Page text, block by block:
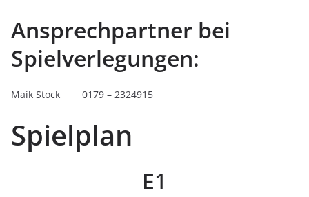
Ansprechpartner bei
Spielverlegungen:
Maik Stock 0179 – 2324915
Spielplan
E1